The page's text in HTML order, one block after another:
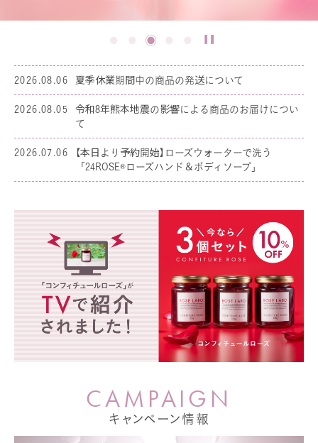
2026.08.06 夏季休業期間中の商品の発送について
2026.08.05
令和8年熊本地震の影響による商品のお届けについ
て
2026.07.06
【本日より予約開始】ローズウォーターで洗う
「24ROSE®ローズハンド＆ボディソープ」
CAM PAIG N
キャンペーン情報